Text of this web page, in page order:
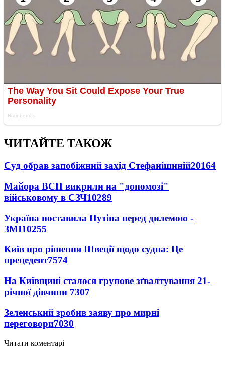
ЧИТАЙТЕ ТАКОЖ
Суд обрав запобіжний захід Стефанішиній20164
Майора ВСП викрили на "допомозі"
військовому в СЗЧ10289
Україна поставила Путіна перед дилемою -
ЗМІ10255
Київ про рішення Швеції щодо судна: Це
прецедент7574
На Київщині сталося групове зґвалтування 21-
річної дівчини 7307
Зеленський зробив заяву про мирні
переговори7030
Читати коментарі